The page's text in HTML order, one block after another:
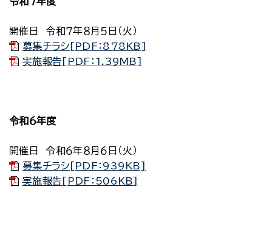
開催日 令和７年８月５日（火）
募集チラシ[PDF：878KB]
実施報告[PDF：1.39MB]
令和６年度
開催日 令和６年８月６日（火）
募集チラシ[PDF：939KB]
実施報告[PDF：506KB]